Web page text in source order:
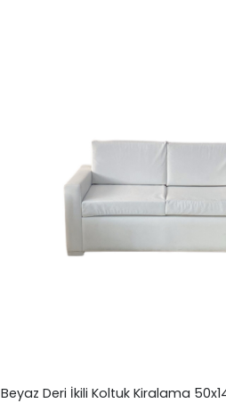
Beyaz Deri İkili Koltuk Kiralama